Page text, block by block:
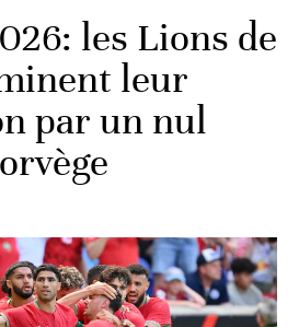
les Lions de
leur
par un nul